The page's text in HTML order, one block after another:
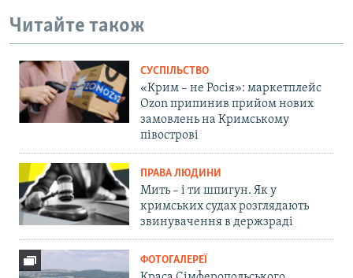
Читайте також
СУСПІЛЬСТВО
«Крим – не Росія»: маркетплейс
Ozon припинив прийом нових
замовлень на Кримському
півострові
ПРАВА ЛЮДИНИ
Мить – і ти шпигун. Як у
кримських судах розглядають
звинувачення в держзраді
ФОТОГАЛЕРЕЇ